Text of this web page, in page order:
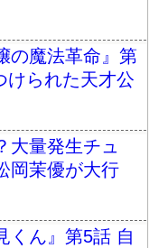
の魔法革命』第
けられた天才公
大量発生チュ
岡茉優が大行
くん』第5話 自